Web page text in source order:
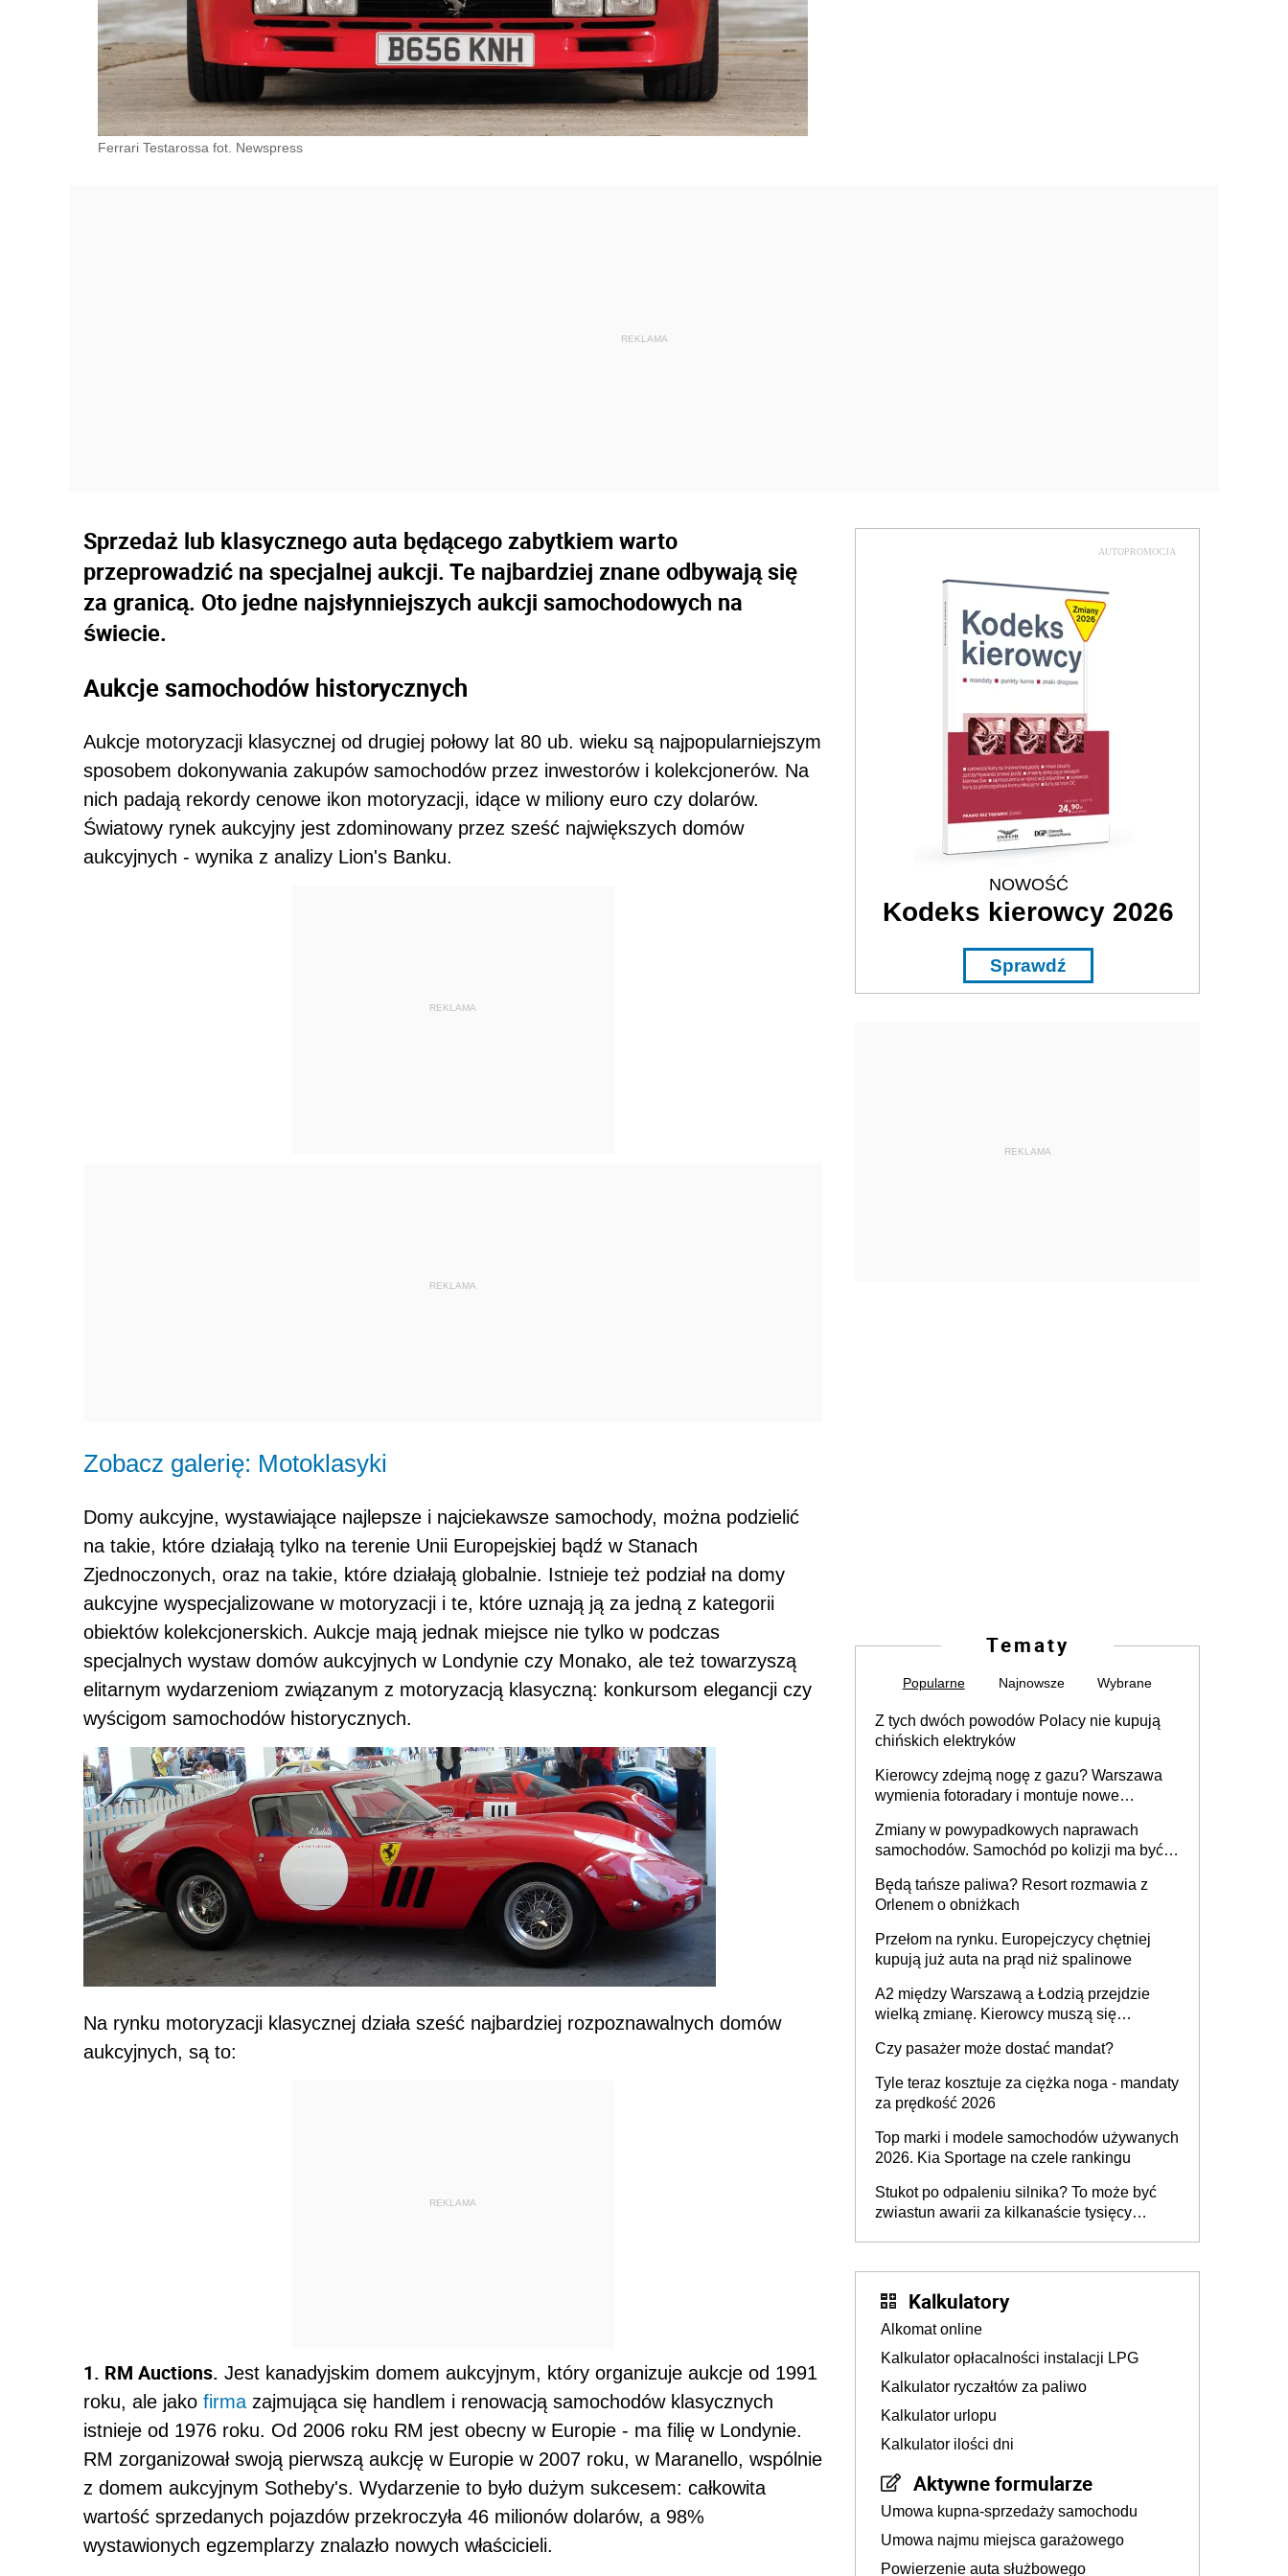
Ferrari Testarossa fot. Newspress
Sprzedaż lub klasycznego auta będącego zabytkiem warto
przeprowadzić na specjalnej aukcji. Te najbardziej znane odbywają się
za granicą. Oto jedne najsłynniejszych aukcji samochodowych na
świecie.
Aukcje samochodów historycznych
Aukcje motoryzacji klasycznej od drugiej połowy lat 80 ub. wieku są najpopularniejszym
sposobem dokonywania zakupów samochodów przez inwestorów i kolekcjonerów. Na
nich padają rekordy cenowe ikon motoryzacji, idące w miliony euro czy dolarów.
Światowy rynek aukcyjny jest zdominowany przez sześć największych domów
aukcyjnych - wynika z analizy Lion's Banku.
REKLAMA
REKLAMA
Zobacz galerię: Motoklasyki
Domy aukcyjne, wystawiające najlepsze i najciekawsze samochody, można podzielić
na takie, które działają tylko na terenie Unii Europejskiej bądź w Stanach
Zjednoczonych, oraz na takie, które działają globalnie. Istnieje też podział na domy
aukcyjne wyspecjalizowane w motoryzacji i te, które uznają ją za jedną z kategorii
obiektów kolekcjonerskich. Aukcje mają jednak miejsce nie tylko w podczas
specjalnych wystaw domów aukcyjnych w Londynie czy Monako, ale też towarzyszą
elitarnym wydarzeniom związanym z motoryzacją klasyczną: konkursom elegancji czy
wyścigom samochodów historycznych.
Na rynku motoryzacji klasycznej działa sześć najbardziej rozpoznawalnych domów
aukcyjnych, są to:
REKLAMA
1. RM Auctions. Jest kanadyjskim domem aukcyjnym, który organizuje aukcje od 1991
roku, ale jako firma zajmująca się handlem i renowacją samochodów klasycznych
istnieje od 1976 roku. Od 2006 roku RM jest obecny w Europie - ma filię w Londynie.
RM zorganizował swoją pierwszą aukcję w Europie w 2007 roku, w Maranello, wspólnie
z domem aukcyjnym Sotheby's. Wydarzenie to było dużym sukcesem: całkowita
wartość sprzedanych pojazdów przekroczyła 46 milionów dolarów, a 98%
wystawionych egzemplarzy znalazło nowych właścicieli.
AUTOPROMOCJA
NOWOŚĆ
Kodeks kierowcy 2026
Sprawdź
REKLAMA
Tematy
Popularne Najnowsze Wybrane
Z tych dwóch powodów Polacy nie kupują
chińskich elektryków
Kierowcy zdejmą nogę z gazu? Warszawa
wymienia fotoradary i montuje nowe
Zmiany w powypadkowych naprawach
samochodów. Samochód po kolizji ma być
technologią producenta
Będą tańsze paliwa? Resort rozmawia z
Orlenem o obniżkach
Przełom na rynku. Europejczycy chętniej
kupują już auta na prąd niż spalinowe
A2 między Warszawą a Łodzią przejdzie
wielką zmianę. Kierowcy muszą się
Czy pasażer może dostać mandat?
Tyle teraz kosztuje za ciężka noga - mandaty
za prędkość 2026
Top marki i modele samochodów używanych
2026. Kia Sportage na czele rankingu
Stukot po odpaleniu silnika? To może być
zwiastun awarii za kilkanaście tysięcy
Kalkulatory
Alkomat online
Kalkulator opłacalności instalacji LPG
Kalkulator ryczałtów za paliwo
Kalkulator urlopu
Kalkulator ilości dni
Aktywne formularze
Umowa kupna-sprzedaży samochodu
Umowa najmu miejsca garażowego
Powierzenie auta służbowego